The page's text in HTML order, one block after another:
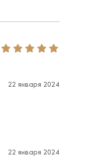
22 января 2024
22 января 2024